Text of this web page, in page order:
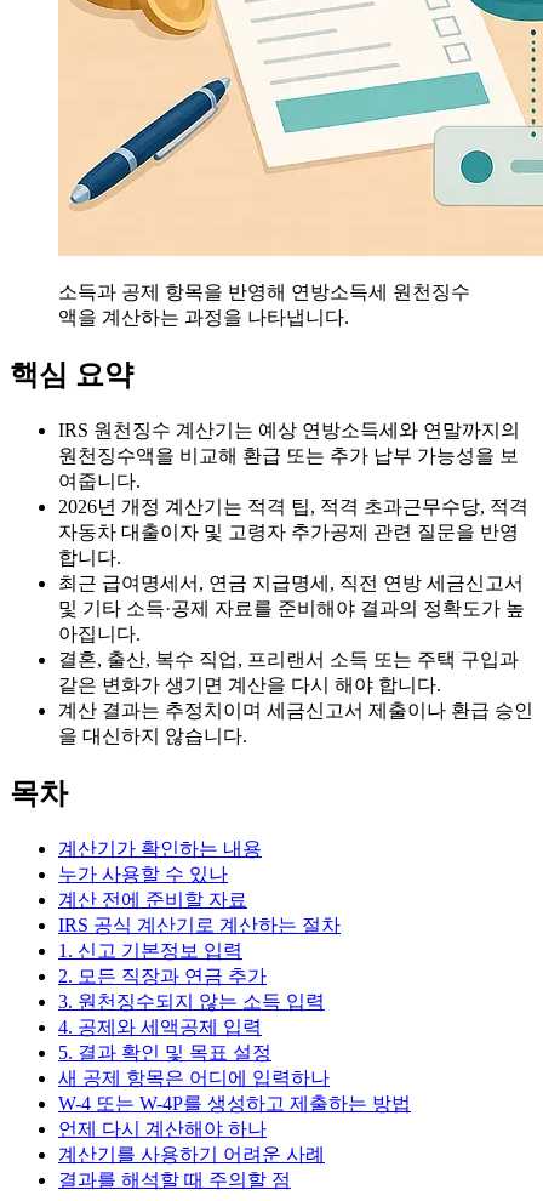
소득과 공제 항목을 반영해 연방소득세 원천징수
액을 계산하는 과정을 나타냅니다.
핵심 요약
IRS 원천징수 계산기는 예상 연방소득세와 연말까지의
원천징수액을 비교해 환급 또는 추가 납부 가능성을 보
여줍니다.
2026년 개정 계산기는 적격 팁, 적격 초과근무수당, 적격
자동차 대출이자 및 고령자 추가공제 관련 질문을 반영
합니다.
최근 급여명세서, 연금 지급명세, 직전 연방 세금신고서
및 기타 소득·공제 자료를 준비해야 결과의 정확도가 높
아집니다.
결혼, 출산, 복수 직업, 프리랜서 소득 또는 주택 구입과
같은 변화가 생기면 계산을 다시 해야 합니다.
계산 결과는 추정치이며 세금신고서 제출이나 환급 승인
을 대신하지 않습니다.
목차
계산기가 확인하는 내용
누가 사용할 수 있나
계산 전에 준비할 자료
IRS 공식 계산기로 계산하는 절차
1. 신고 기본정보 입력
2. 모든 직장과 연금 추가
3. 원천징수되지 않는 소득 입력
4. 공제와 세액공제 입력
5. 결과 확인 및 목표 설정
새 공제 항목은 어디에 입력하나
W-4 또는 W-4P를 생성하고 제출하는 방법
언제 다시 계산해야 하나
계산기를 사용하기 어려운 사례
결과를 해석할 때 주의할 점